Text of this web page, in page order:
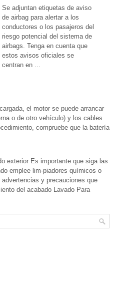
Se adjuntan etiquetas de aviso
de airbag para alertar a los
conductores o los pasajeros del
riesgo potencial del sistema de
airbags. Tenga en cuenta que
estos avisos oficiales se
centran en ...
el motor se puede arrancar
o de otro vehículo) y los cables
compruebe que la batería
exterior Es importante que siga las
emplee lim-piadores químicos o
y precauciones que
del acabado Lavado Para